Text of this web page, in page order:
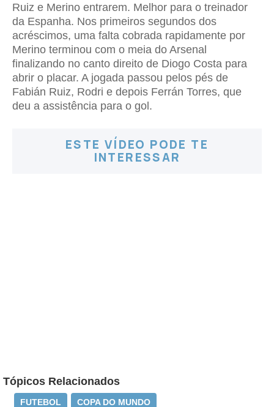
Ruiz e Merino entrarem. Melhor para o treinador
da Espanha. Nos primeiros segundos dos
acréscimos, uma falta cobrada rapidamente por
Merino terminou com o meia do Arsenal
finalizando no canto direito de Diogo Costa para
abrir o placar. A jogada passou pelos pés de
Fabián Ruiz, Rodri e depois Ferrán Torres, que
deu a assistência para o gol.
ESTE VÍDEO PODE TE
INTERESSAR
Tópicos Relacionados
FUTEBOL COPA DO MUNDO